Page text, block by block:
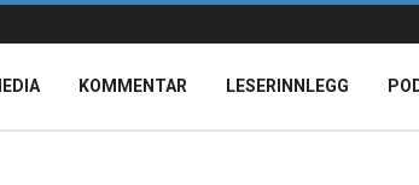
KOMMENTAR LESERINNLEGG